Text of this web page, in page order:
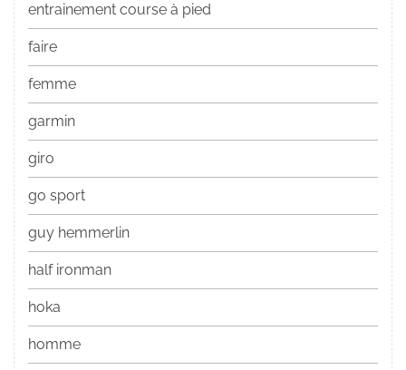
entrainement course à pied
faire
femme
garmin
giro
go sport
guy hemmerlin
half ironman
hoka
homme